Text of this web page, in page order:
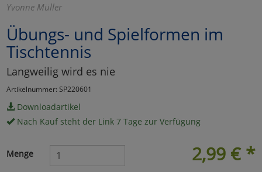
Yvonne Müller
Übungs- und Spielformen im
Tischtennis
Langweilig wird es nie
Artikelnummer: SP220601
Downloadartikel
Nach Kauf steht der Link 7 Tage zur Verfügung
2,99 € *
Menge
Umfragetools
Cookies
Einstellungen speichern
zurück
zu Haupptseite